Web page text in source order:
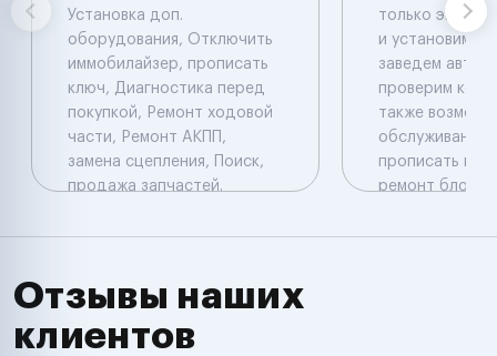
Установка доп.
оборудования, Отключить
иммобилайзер, прописать
ключ, Диагностика перед
покупкой, Ремонт ходовой
части, Ремонт АКПП,
замена сцепления, Поиск,
продажа запчастей.
диагностика: Launch
только
и установим
заведем
проверим
также
обслуживание
прописать
ремонт блоков
оборудование
Отзывы наших
клиентов